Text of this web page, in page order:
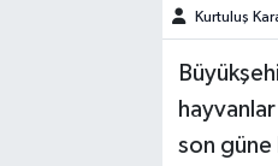
Kurtuluş
son güne
KÜLTÜR SANAT